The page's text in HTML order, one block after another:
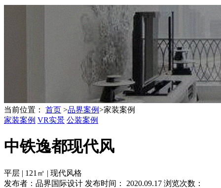
当前位置： 首页 >品界案例>家装案例
家装案例 VR实景 公装案例
中铁逸都现代风
平层 | 121㎡ | 现代风格
发布者：品界国际设计 发布时间： 2020.09.17 浏览次数：